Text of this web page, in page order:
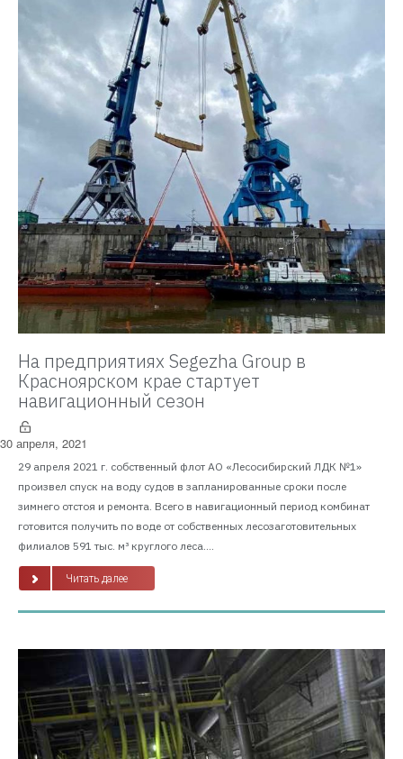
На предприятиях Segezha Group в
Красноярском крае стартует
навигационный сезон
30 апреля, 2021
29 апреля 2021 г. собственный флот АО «Лесосибирский ЛДК №1»
произвел спуск на воду судов в запланированные сроки после
зимнего отстоя и ремонта. Всего в навигационный период комбинат
готовится получить по воде от собственных лесозаготовительных
филиалов 591 тыс. м³ круглого леса....
Читать далее